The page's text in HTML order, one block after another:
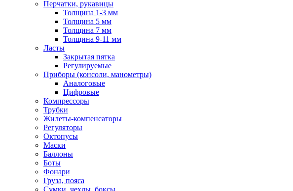
Перчатки, рукавицы
Толщина 1-3 мм
Толщина 5 мм
Толщина 7 мм
Толщина 9-11 мм
Ласты
Закрытая пятка
Регулируемые
Приборы (консоли, манометры)
Аналоговые
Цифровые
Компрессоры
Трубки
Жилеты-компенсаторы
Регуляторы
Октопусы
Маски
Баллоны
Боты
Фонари
Груза, пояса
Сумки, чехлы, боксы